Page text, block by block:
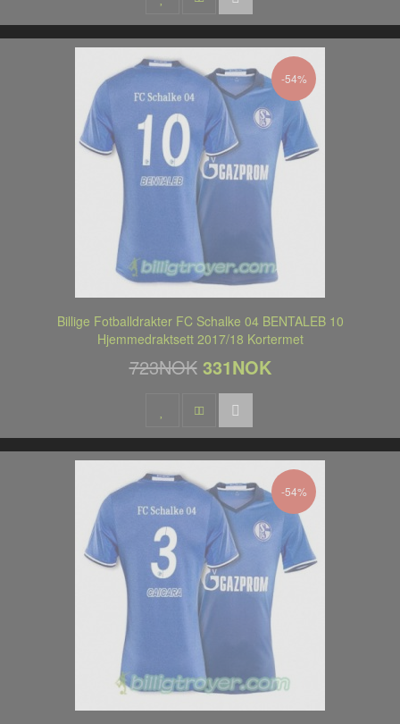
-54%
Billige Fotballdrakter FC Schalke 04 BENTALEB 10
Hjemmedraktsett 2017/18 Kortermet
723NOK 331NOK
-54%